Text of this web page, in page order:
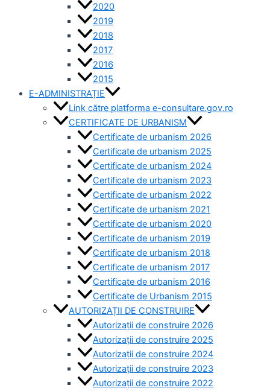
2020
2019
2018
2017
2016
2015
E-ADMINISTRAȚIE
Link către platforma e-consultare.gov.ro
CERTIFICATE DE URBANISM
Certificate de urbanism 2026
Certificate de urbanism 2025
Certificate de urbanism 2024
Certificate de urbanism 2023
Certificate de urbanism 2022
Certificate de urbanism 2021
Certificate de urbanism 2020
Certificate de urbanism 2019
Certificate de urbanism 2018
Certificate de urbanism 2017
Certificate de urbanism 2016
Certificate de Urbanism 2015
AUTORIZAȚII DE CONSTRUIRE
Autorizații de construire 2026
Autorizații de construire 2025
Autorizații de construire 2024
Autorizații de construire 2023
Autorizații de construire 2022